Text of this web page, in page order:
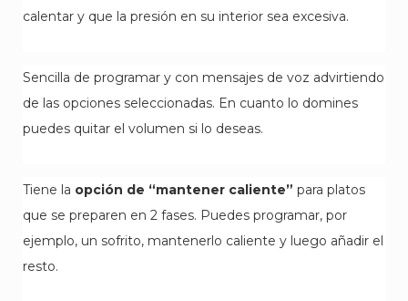
calentar y que la presión en su interior sea excesiva.
Sencilla de programar y con mensajes de voz advirtiendo
de las opciones seleccionadas. En cuanto lo domines
puedes quitar el volumen si lo deseas.
Tiene la opción de “mantener caliente” para platos
que se preparen en 2 fases. Puedes programar, por
ejemplo, un sofrito, mantenerlo caliente y luego añadir el
resto.